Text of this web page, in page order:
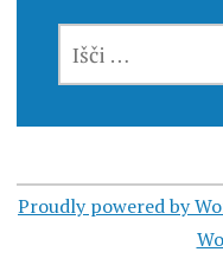
Proudly powered by